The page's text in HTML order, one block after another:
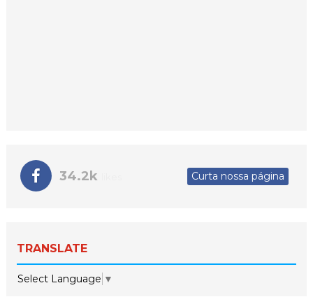
34.2k Curta nossa página
TRANSLATE
Select Language ▼